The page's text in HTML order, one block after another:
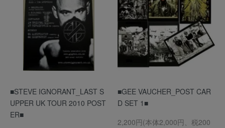
■STEVE IGNORANT_LAST S
UPPER UK TOUR 2010 POST
ER■
■GEE VAUCHER_POST CAR
D SET 1■
2,200円(本体2,000円、税200